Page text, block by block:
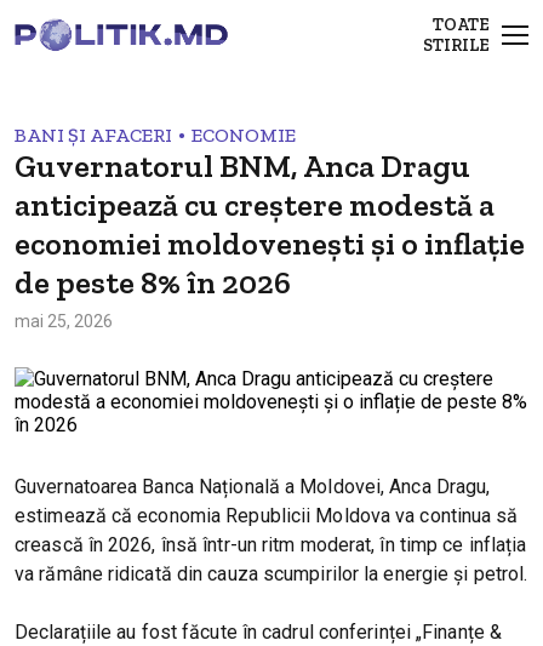
TOATE
STIRILE
BANI ȘI AFACERI • ECONOMIE
Guvernatorul BNM, Anca Dragu
anticipează cu creștere modestă a
economiei moldovenești și o inflație
de peste 8% în 2026
mai 25, 2026
Guvernatoarea Banca Națională a Moldovei, Anca Dragu,
estimează că economia Republicii Moldova va continua să
crească în 2026, însă într-un ritm moderat, în timp ce inflația
va rămâne ridicată din cauza scumpirilor la energie și petrol.
Declarațiile au fost făcute în cadrul conferinței „Finanțe &